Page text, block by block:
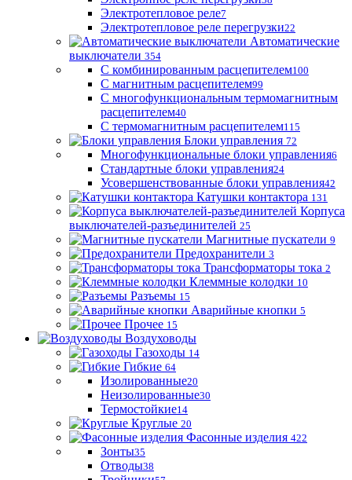
Электротепловое реле7
Электротепловое реле перегрузки22
Автоматические
выключатели 354
С комбинированным расцепителем100
С магнитным расцепителем99
С многофункциональным термомагнитным
расцепителем40
С термомагнитным расцепителем115
Блоки управления 72
Многофункциональные блоки управления6
Стандартные блоки управления24
Усовершенствованные блоки управления42
Катушки контактора 131
Корпуса
выключателей-разъединителей 25
Магнитные пускатели 9
Предохранители 3
Трансформаторы тока 2
Клеммные колодки 10
Разъемы 15
Аварийные кнопки 5
Прочее 15
Воздуховоды
Газоходы 14
Гибкие 64
Изолированные20
Неизолированные30
Термостойкие14
Круглые 20
Фасонные изделия 422
Зонты35
Отводы38